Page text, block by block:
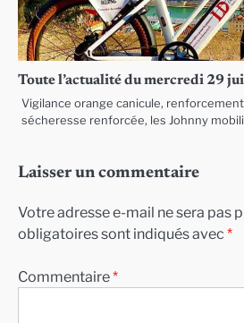
Toute l’actualité du mercredi 29
Vigilance orange canicule,
sécheresse renforcée, les Johnny
Laisser un commentaire
Votre adresse e-mail ne sera pas
obligatoires sont indiqués avec *
Commentaire*